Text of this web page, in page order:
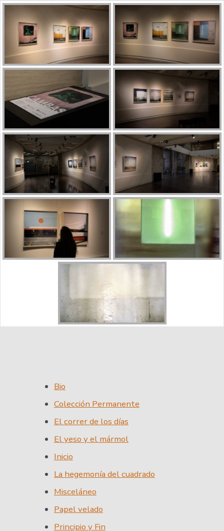
Bio
Colección Permanente
El correr de los días
El yeso y el mármol
Inicio
La hegemonía del cuadrado
Misceláneo
Papel velado
Principio y Fin